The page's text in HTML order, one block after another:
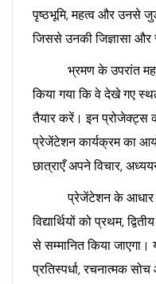
पृष्ठभूमि, महत्व और उनसे
जिससे उनकी जिज्ञासा और
भ्रमण के उपरांत
किया गया कि वे देखे गए
तैयार करें। इन प्रोजेक्ट्स
प्रेजेंटेशन कार्यक्रम का
छात्राएँ अपने विचार,
प्रेजेंटेशन के आधार पर
विद्यार्थियों को प्रथम,
से सम्मानित किया जाएगा।
प्रतिस्पर्धा, रचनात्मक